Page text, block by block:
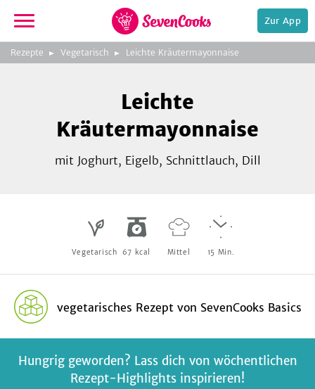
zur
Startseite
Zur App
Rezepte Vegetarisch Leichte Kräutermayonnaise
Bild
3
zeigen
Leichte
Kräutermayonnaise
mit Joghurt, Eigelb, Schnittlauch, Dill
Vegetarisch 67 kcal Mittel 15 Min.
vegetarisches Rezept von SevenCooks Basics
Hungrig geworden? Lass dich von wöchentlichen
Rezept-Highlights inspirieren!